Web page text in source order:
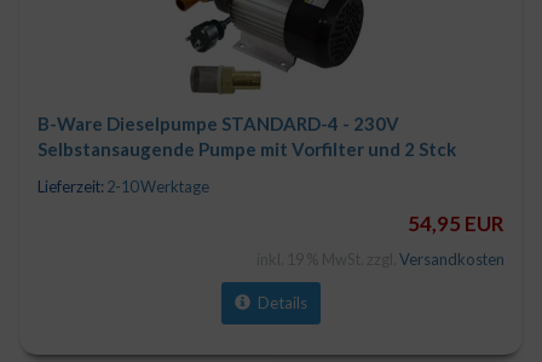
B-Ware Dieselpumpe STANDARD-4 - 230V
Selbstansaugende Pumpe mit Vorfilter und 2 Stck
Lieferzeit: 2-10 Werktage
54,95 EUR
Versandkosten
Details